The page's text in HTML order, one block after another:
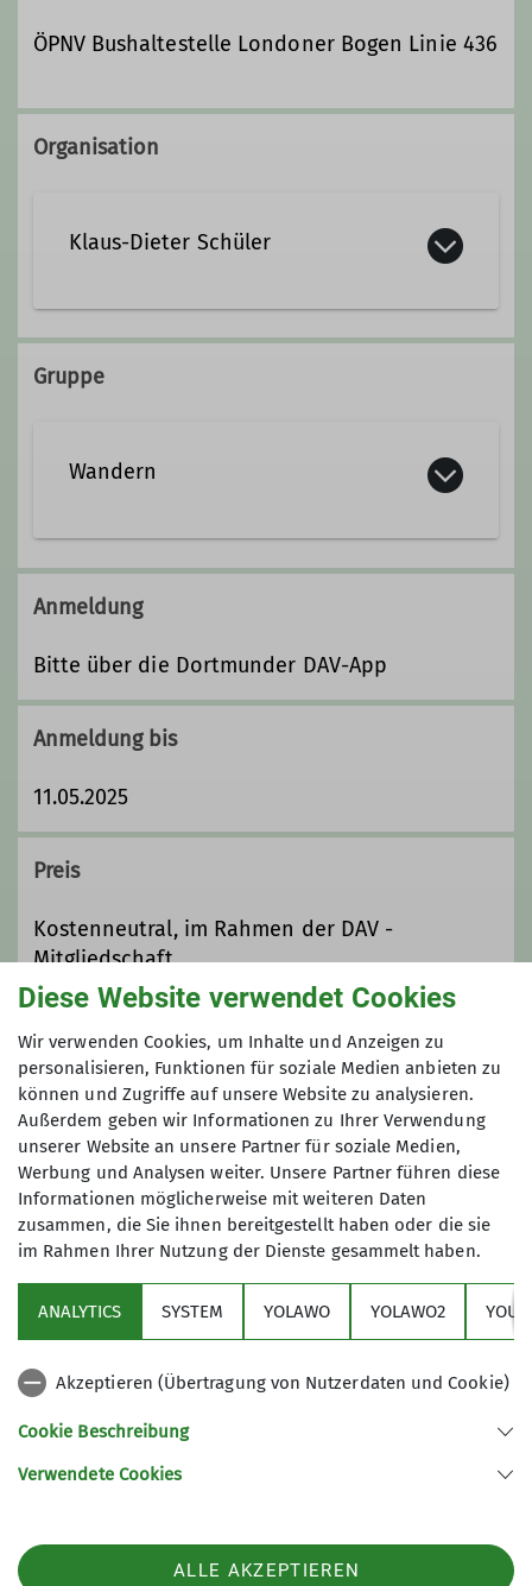
ÖPNV Bushaltestelle Londoner Bogen Linie 436
Organisation
Klaus-Dieter Schüler
klaus-dieter.schueler@dav-
Qualifikationen
Ämter
Leiter Wandergruppe
Gruppe
Wandern
Anmeldung
Bitte über die Dortmunder DAV-App
Anmeldung bis
11.05.2025
Preis
Kostenneutral, im Rahmen der DAV -
Mitgliedschaft
Maximale Teilnehmeranzahl
20
Aktuelles
Service
Sektion Dortmund des Deutschen Alpenvereins e.V.
Telefon +4923116866
Diese Website verwendet Cookies
Wir verwenden Cookies, um Inhalte und Anzeigen zu
personalisieren, Funktionen für soziale Medien anbieten zu
können und Zugriffe auf unsere Website zu analysieren.
Außerdem geben wir Informationen zu Ihrer Verwendung
unserer Website an unsere Partner für soziale Medien,
Werbung und Analysen weiter. Unsere Partner führen diese
Informationen möglicherweise mit weiteren Daten
zusammen, die Sie ihnen bereitgestellt haben oder die sie
im Rahmen Ihrer Nutzung der Dienste gesammelt haben.
ANALYTICS SYSTEM YOLAWO YOLAWO2
Akzeptieren (Übertragung von Nutzerdaten und Cookie)
Cookie Beschreibung
Verwendete Cookies
ALLE AKZEPTIEREN